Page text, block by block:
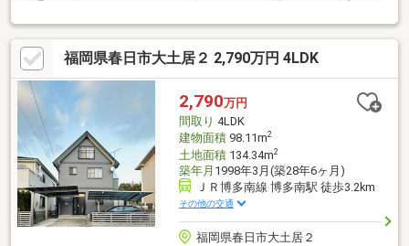
ネで利用可能！○太陽光パネル・蓄電池付きで電気代などのラン
ニングコスト削減が見込めます！ また、電気自動車用充電器搭
載しており、ガソリン代の削減も見込めます！○1階のLDKは南向
きで明るく、リビング階段を採用しているため家族の会話も自然
と増える空間です！○2階は独立した洋室が3部屋あり、あらゆる
ライフスタイルに適応可能です！○春日フォレストシティまで徒
歩約2分のため、大変くらしやすい住環境です！
福岡県春日市大土居２ 2,790万円 4LDK
2,790万円
間取り 4LDK
建物面積98.11m2
土地面積134.34m2
築年月 1998年3月(築28年6ヶ月)
ＪＲ博多南線 博多南駅 徒歩3.2km
その他の交通
福岡県春日市大土居２